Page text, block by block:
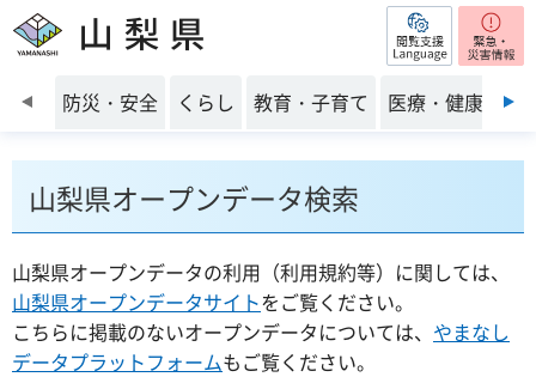
山梨県 閲覧支援
前のスライドを表示
防災・安全 くらし 教育・子育て 医療・健康・福
山梨県オープンデータ検索
山梨県オープンデータの利用（利用規約等）に関しては、
山梨県オープンデータサイトをご覧ください。
こちらに掲載のないオープンデータについては、 やまなし
データプラットフォームもご覧ください。